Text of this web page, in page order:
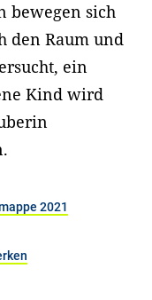
bewegen sich
den Raum und
ein
Kind wird
2021